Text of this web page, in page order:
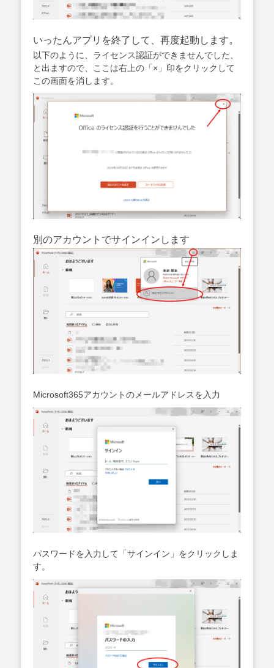
いったんアプリを終了して、再度起動します。
以下のように、ライセンス認証ができませんでした、
と出ますので、ここは右上の「×」印をクリックして
この画面を消します。
別のアカウントでサインインします
Microsoft365アカウントのメールアドレスを入力
パスワードを入力して「サインイン」をクリックしま
す。